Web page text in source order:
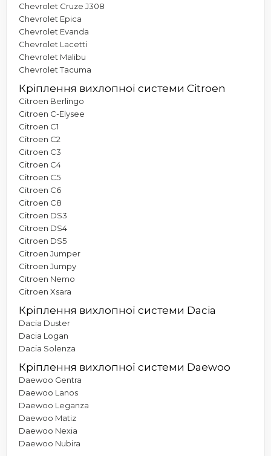
Chevrolet Cruze J308
Chevrolet Epica
Chevrolet Evanda
Chevrolet Lacetti
Chevrolet Malibu
Chevrolet Tacuma
Кріплення вихлопної системи Citroen
Citroen Berlingo
Citroen C-Elysee
Citroen C1
Citroen C2
Citroen C3
Citroen C4
Citroen C5
Citroen C6
Citroen C8
Citroen DS3
Citroen DS4
Citroen DS5
Citroen Jumper
Citroen Jumpy
Citroen Nemo
Citroen Xsara
Кріплення вихлопної системи Dacia
Dacia Duster
Dacia Logan
Dacia Solenza
Кріплення вихлопної системи Daewoo
Daewoo Gentra
Daewoo Lanos
Daewoo Leganza
Daewoo Matiz
Daewoo Nexia
Daewoo Nubira